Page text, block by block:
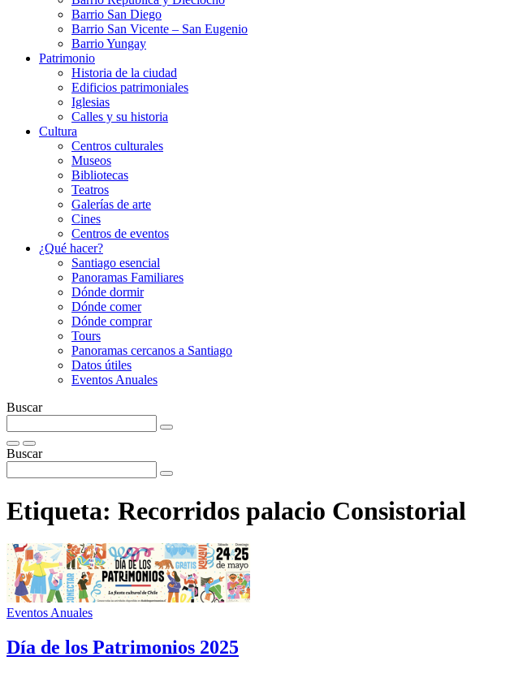
Barrio San Diego
Barrio San Vicente – San Eugenio
Barrio Yungay
Patrimonio
Historia de la ciudad
Edificios patrimoniales
Iglesias
Calles y su historia
Cultura
Centros culturales
Museos
Bibliotecas
Teatros
Galerí­as de arte
Cines
Centros de eventos
¿Qué hacer?
Santiago esencial
Panoramas Familiares
Dónde dormir
Dónde comer
Dónde comprar
Tours
Panoramas cercanos a Santiago
Datos útiles
Eventos Anuales
Buscar
Buscar
Etiqueta: Recorridos palacio Consistorial
Eventos Anuales
Día de los Patrimonios 2025